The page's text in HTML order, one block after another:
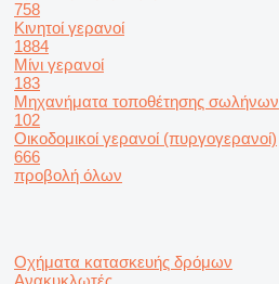
758
Κινητοί γερανοί
1884
Μίνι γερανοί
183
Μηχανήματα τοποθέτησης σωλήνων
102
Οικοδομικοί γερανοί (πυργογερανοί)
666
προβολή όλων
Οχήματα κατασκευής δρόμων
Ανακυκλωτές